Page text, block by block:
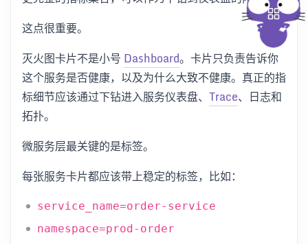
这点很重要。
灭火图卡片不是小号 Dashboard。卡片只负责告诉你
这个服务是否健康，以及为什么大致不健康。真正的指
标细节应该通过下钻进入服务仪表盘、 Trace、日志和
拓扑。
微服务层最关键的是标签。
每张服务卡片都应该带上稳定的标签，比如：
service_name=order-service
namespace=prod-order